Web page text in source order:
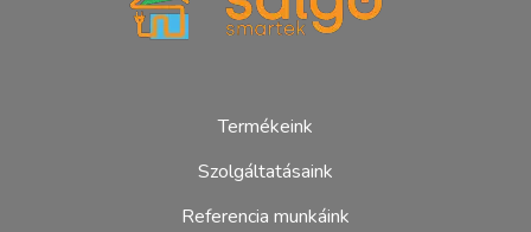
Termékeink
Szolgáltatásaink
Referencia munkáink